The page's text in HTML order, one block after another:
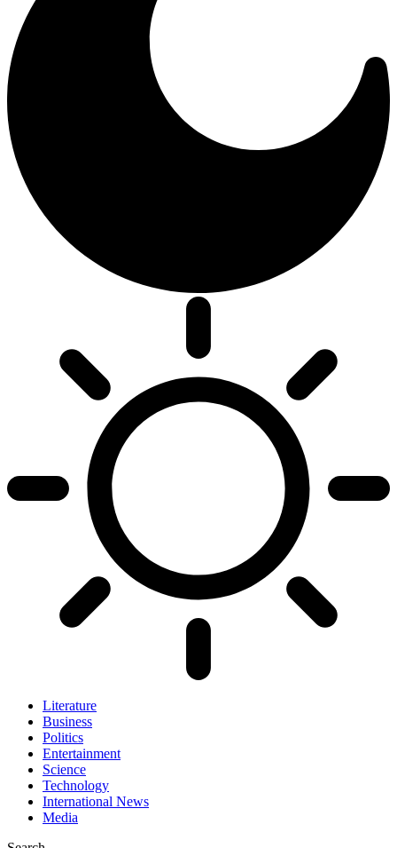
Literature
Business
Politics
Entertainment
Science
Technology
International News
Media